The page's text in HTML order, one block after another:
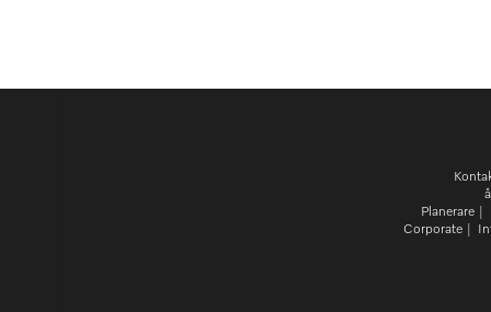
Planerare
Corporate